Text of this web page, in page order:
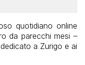
quotidiano online
da parecchi mesi –
a Zurigo e ai